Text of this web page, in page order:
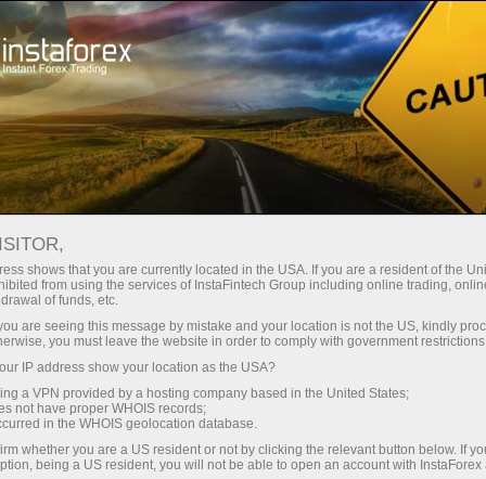
Haga una pausa
INVESTSOCIAL FORUM AND
INSTAFOREX FOR TRADERS
Abra una cuenta de operaciones
Abra una cuenta demo
shows that you are currently located in the USA. If you are a resident of the
from using the services of InstaFintech Group including online trading,
of funds, etc.
are seeing this message by mistake and your location is not the US, kindly
you must leave the website in order to comply with government
IP address show your location as the USA?
a VPN provided by a hosting company based in the United States;
not have proper WHOIS records;
in the WHOIS geolocation database.
whether you are a US resident or not by clicking the relevant button below. If
being a US resident, you will not be able to open an account with InstaForex